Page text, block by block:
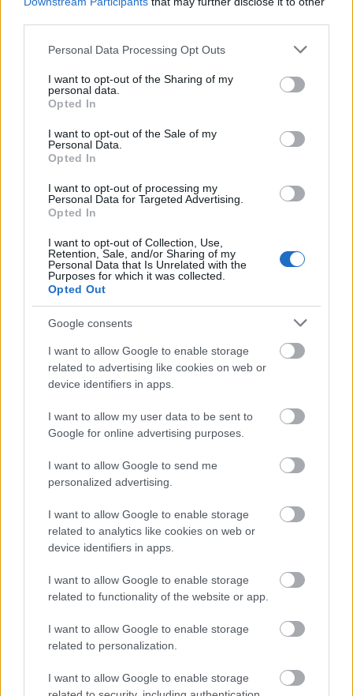
Please note that this website/app uses one or more Google
not limited to your visit or usage behaviour. You may click to
grant or deny consent to Google and its third-party tags to
use your data for below specified purposes in below Google
consent section.
Personal Data Processing Opt Outs
I want to opt-out of the Sharing of my
personal data.
Opted In
I want to opt-out of the Sale of my
Personal Data.
Opted In
I want to opt-out of processing my
Personal Data for Targeted Advertising.
Opted In
I want to opt-out of Collection, Use,
Retention, Sale, and/or Sharing of my
Personal Data that Is Unrelated with the
Purposes for which it was collected.
Opted Out
Google consents
I want to allow Google to enable storage
related to advertising like cookies on web or
device identifiers in apps.
I want to allow my user data to be sent to
Google for online advertising purposes.
I want to allow Google to send me
personalized advertising.
I want to allow Google to enable storage
related to analytics like cookies on web or
device identifiers in apps.
I want to allow Google to enable storage
related to functionality of the website or app.
I want to allow Google to enable storage
related to personalization.
I want to allow Google to enable storage
Új gyalogosátkelők és jelzőlámpás
csomópont épül Angyalföldön
iskoláját
Látványos építési szakasz indult be a
Flórián téri felüljárón
mérföldköve a felülvizsgálat
árnyékában?
HÍRLEVÉL
E-mail cím
Feliratkozom a hírlevélre és elfogadom az
szabályzatot!